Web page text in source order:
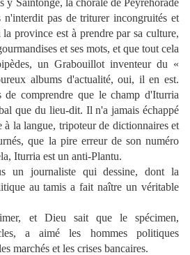
y Saintonge, la chorale de Peyrehorade
n'interdit pas de triturer incongruités et
province est à prendre par sa culture,
et ses mots, et que tout cela
un Grabouillot inventeur du «
albums d'actualité, oui, il en est.
comprendre que le champ d'Iturria
que du lieu-dit. Il n'a jamais échappé
à la langue, tripoteur de dictionnaires et
que la pire erreur de son numéro
Iturria est un anti-Plantu.
un journaliste qui dessine, dont la
au tamis a fait naître un véritable
et Dieu sait que le spécimen,
a aimé les hommes politiques
marchés et les crises bancaires.